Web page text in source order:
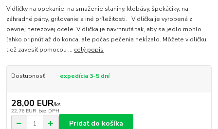
Vidličky na opekanie, na smaženie slaniny, klobásy, špekáčiky, na
záhradné párty, grilovanie a iné príležitosti. Vidlička je vyrobená z
pevnej nerezovej ocele. Vidlička je navrhnutá tak, aby sa jedlo mohlo
ľahko pripnúť až do konca, ale počas pečenia nekĺzalo. Môžete vidličku
tiež zavesiť pomocou ... celý popis
Dostupnosť expedícia 3-5 dní
28,00 EUR/ks
22,76 EUR bez DPH
Pridať do košíka